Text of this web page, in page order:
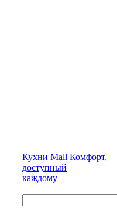
Кухни Mall Комфорт,
доступный
каждому